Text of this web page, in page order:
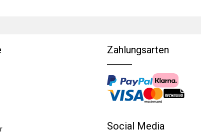
Zahlungsarten
Social Media